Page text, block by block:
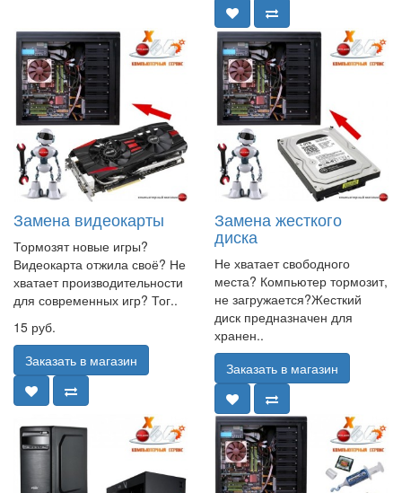
Замена видеокарты
Тормозят новые игры?
Видеокарта отжила своё? Не
хватает производительности
для современных игр? Тог..
15 руб.
Заказать в магазин
Замена жесткого
диска
Не хватает свободного
места? Компьютер тормозит,
не загружается?Жесткий
диск предназначен для
хранен..
Заказать в магазин